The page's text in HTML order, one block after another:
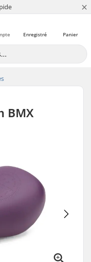
×
Panier
Enregistré
BMX